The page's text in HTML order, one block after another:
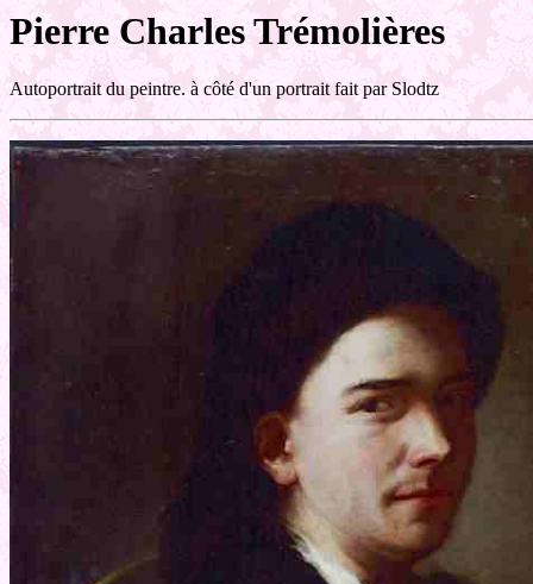
Pierre Charles Trémolières
Autoportrait du peintre. à côté d'un portrait fait par Slodtz